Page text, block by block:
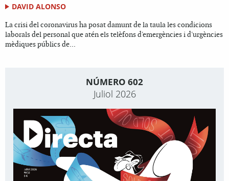
DAVID ALONSO
La crisi del coronavirus ha posat damunt de la taula les condicions
laborals del personal que atén els telèfons d'emergències i d'urgències
mèdiques públics de...
NÚMERO 602
Juliol 2026